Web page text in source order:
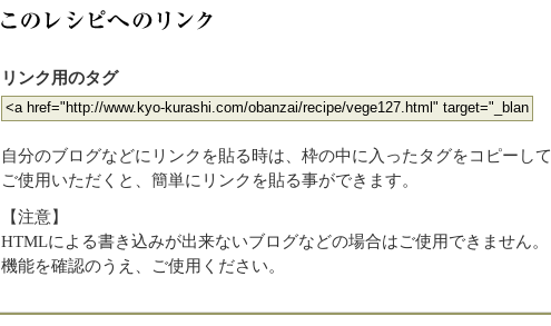
リンク用のタグ
自分のブログなどにリンクを貼る時は、枠の中に入ったタグをコピーして
ご使用いただくと、簡単にリンクを貼る事ができます。
【注意】
HTMLによる書き込みが出来ないブログなどの場合はご使用できません。
機能を確認のうえ、ご使用ください。